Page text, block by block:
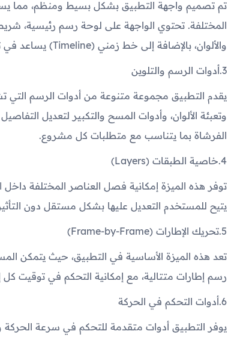
تم تصميم واجهة التطبيق بشكل بسيط ومنظم، مما
المختلفة. تحتوي الواجهة على لوحة رسم رئيسية،
والألوان، بالإضافة إلى خط زمني (Timeline) يساعد في ترتيب الإطارات والتحكم في توقيتها بدقة.
3. أدوات الرسم والتلوين
يقدم التطبيق مجموعة متنوعة من أدوات الرسم التي
وتعبئة الألوان، وأدوات المسح والتكبير لتعديل
الفرشاة بما يتناسب مع متطلبات كل مشروع.
4. خاصية الطبقات (Layers)
توفر هذه الميزة إمكانية فصل العناصر المختلفة
يتيح للمستخدم التعديل عليها بشكل مستقل دون
5. تحريك الإطارات (Frame-by-Frame)
تعد هذه الميزة الأساسية في التطبيق، حيث يتمكن
رسم إطارات متتالية، مع إمكانية التحكم في توقيت
6. أدوات التحكم في الحركة
يوفر التطبيق أدوات متقدمة للتحكم في سرعة الحركة